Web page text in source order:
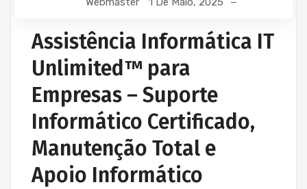
Assistência Informática IT
Unlimited™ para
Empresas – Suporte
Informático Certificado,
Manutenção Total e
Apoio Informático